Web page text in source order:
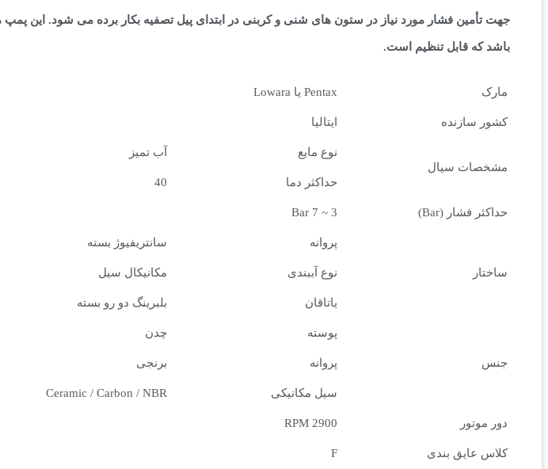
جهت تأمین فشار مورد نیاز در ستون های شنی و کربنی در ابتدای پیل تصفیه بکار برده می شود. این
باشد که قابل تنظیم است.
مارک Pentax یا Lowara
کشور سازنده ایتالیا
مشخصات سیال
نوع مایع آب تمیز
حداکثر دما 40
حداکثر فشار (Bar) 3 ~ 7 Bar
ساختار
پروانه سانتریفیوژ بسته
نوع آببندی مکانیکال سیل
یاتاقان بلبرینگ دو رو بسته
جنس
پوسته چدن
پروانه برنجی
سیل مکانیکی Ceramic / Carbon / NBR
دور موتور 2900 RPM
کلاس عایق بندی F